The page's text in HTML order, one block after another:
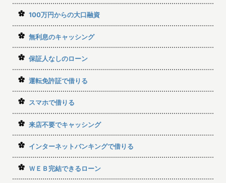
100万円からの大口融資
無利息のキャッシング
保証人なしのローン
運転免許証で借りる
スマホで借りる
来店不要でキャッシング
インターネットバンキングで借りる
ＷＥＢ完結できるローン